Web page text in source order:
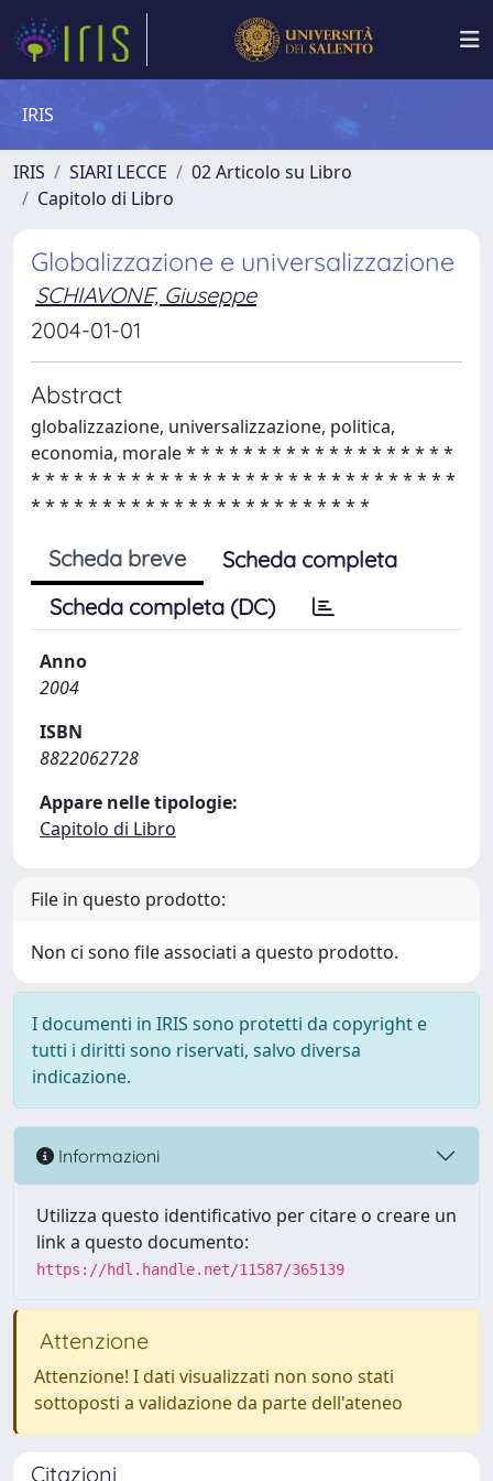
IRIS
IRIS SIARI LECCE
02 Articolo su Libro
Capitolo di Libro
Globalizzazione e universalizzazione
SCHIAVONE, Giuseppe
2004-01-01
Abstract
globalizzazione, universalizzazione, politica,
economia, morale * * * * * * * * * * * * * * * * * * *
* * * * * * * * * * * * * * * * * * * * * * * * * * * * * *
* * * * * * * * * * * * * * * * * * * * * * * *
Scheda breve
Scheda completa
Scheda completa (DC)
Anno
2004
ISBN
8822062728
Appare nelle tipologie:
Capitolo di Libro
File in questo prodotto:
Non ci sono file associati a questo prodotto.
I documenti in IRIS sono protetti da copyright e
tutti i diritti sono riservati, salvo diversa
indicazione.
Informazioni
Utilizza questo identificativo per citare o creare un
link a questo documento:
https://hdl.handle.net/11587/365139
Attenzione
Attenzione! I dati visualizzati non sono stati
sottoposti a validazione da parte dell'ateneo
Citazioni